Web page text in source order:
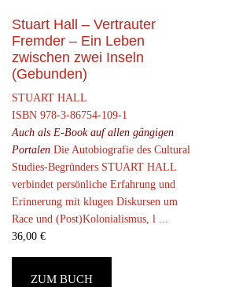
Stuart Hall – Vertrauter
Fremder – Ein Leben
zwischen zwei Inseln
(Gebunden)
STUART HALL
ISBN 978-3-86754-109-1
Auch als E-Book auf allen gängigen
Portalen Die Autobiografie des Cultural
Studies-Begründers STUART HALL
verbindet persönliche Erfahrung und
Erinnerung mit klugen Diskursen um
Race und (Post)Kolonialismus, l ...
36,00€
ZUM BUCH